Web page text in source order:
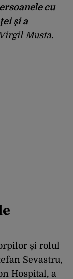
cu
şi a
Musta.
și rolul
Sevastru,
Hospital, a